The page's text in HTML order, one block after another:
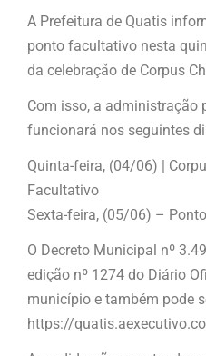
A Prefeitura de Quatis
ponto facultativo nesta
da celebração de Corpus
Com isso, a administração
funcionará nos seguintes
Quinta-feira, (04/06) |
Facultativo
Sexta-feira, (05/06) –
O Decreto Municipal nº
edição nº 1274 do Diário
município e também pode
https://